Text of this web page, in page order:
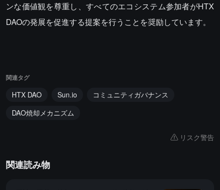
ンな価値観を尊重し、すべてのエコシステム参加者がHTX
DAOの発展を促進する提案を行うことを奨励しています。
関連タグ
HTX DAO Sun.io
コミュニティガバナンス
DAO焼却メカニズム
リスク警告
関連読み物